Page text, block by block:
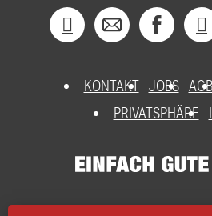
KONTAKT JOBS AGB
PRIVATSPHÄRE